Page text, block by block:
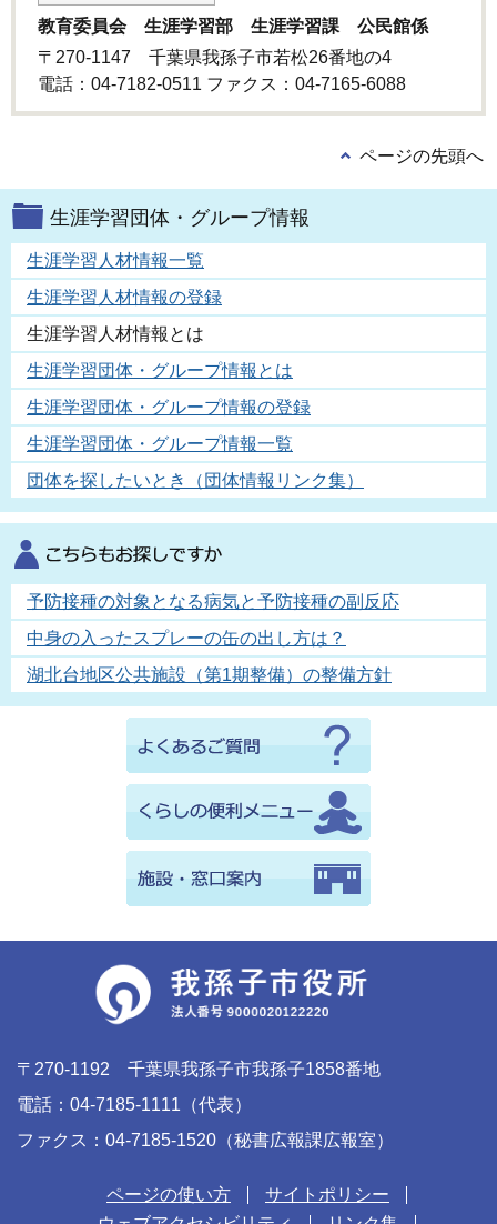
教育委員会 生涯学習部 生涯学習課 公民館係
〒270-1147 千葉県我孫子市若松26番地の4
電話：04-7182-0511 ファクス：04-7165-6088
ページの先頭へ
生涯学習団体・グループ情報
生涯学習人材情報一覧
生涯学習人材情報の登録
生涯学習人材情報とは
生涯学習団体・グループ情報とは
生涯学習団体・グループ情報の登録
生涯学習団体・グループ情報一覧
団体を探したいとき（団体情報リンク集）
予防接種の対象となる病気と予防接種の副反応
中身の入ったスプレーの缶の出し方は？
湖北台地区公共施設（第1期整備）の整備方針
〒270-1192 千葉県我孫子市我孫子1858番地
電話：04-7185-1111（代表）
ファクス：04-7185-1520（秘書広報課広報室）
ページの使い方
サイトポリシー